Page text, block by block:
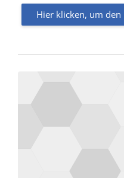
Hier klicken, um den